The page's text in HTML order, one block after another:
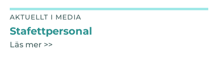
AKTUELLT I MEDIA
Stafettpersonal
Läs mer >>